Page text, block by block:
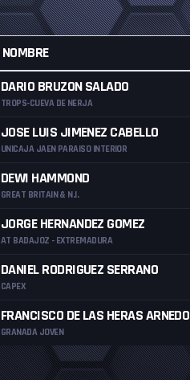
NOMBRE
DARIO BRUZON SALADO
TROPS-CUEVA DE NERJA
JOSE LUIS JIMENEZ CABELLO
UNICAJA JAEN PARAISO INTERIOR
DEWI HAMMOND
GREAT BRITAIN & N.I.
JORGE HERNANDEZ GOMEZ
AT BADAJOZ - EXTREMADURA
DANIEL RODRIGUEZ SERRANO
CAPEX
FRANCISCO DE LAS HERAS ARNEDO
GRANADA JOVEN